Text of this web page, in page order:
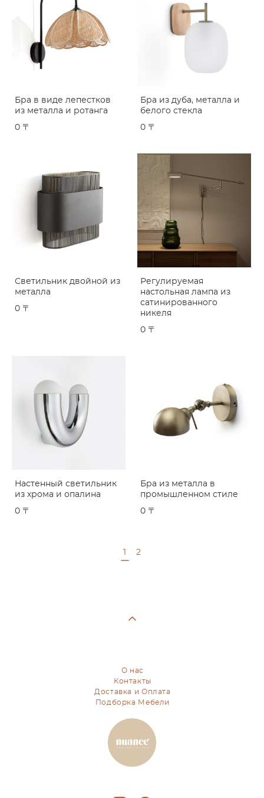
Бра в виде лепестков
из металла и ротанга
0 〒
Бра из дуба, металла и
белого стекла
0 〒
Светильник двойной из
металла
0 〒
Регулируемая
настольная лампа из
сатинированного
никеля
0 〒
Настенный светильник
из хрома и опалина
0 〒
Бра из металла в
промышленном стиле
0 〒
2
О нас
Контакты
Доставка и Оплата
Подборка Мебели